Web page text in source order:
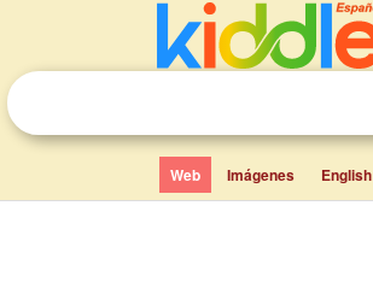
Web Imágenes English